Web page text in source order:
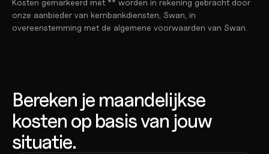
Kosten gemarkeerd met ** worden in rekening gebracht door
onze aanbieder van kernbankdiensten, Swan, in
overeenstemming met de algemene voorwaarden van Swan.
Bereken je maandelijkse
kosten op basis van jouw
situatie.